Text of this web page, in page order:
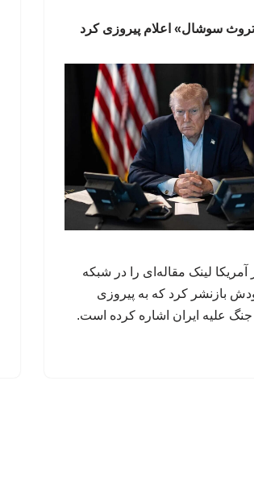
سوشال» اعلام پیروزی کرد
لینک مقاله‌ای را در شبکه
بازنشر کرد که به پیروزی
جنگ علیه ایران اشاره کرده است.